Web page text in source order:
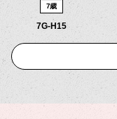
7歳
7G-H15